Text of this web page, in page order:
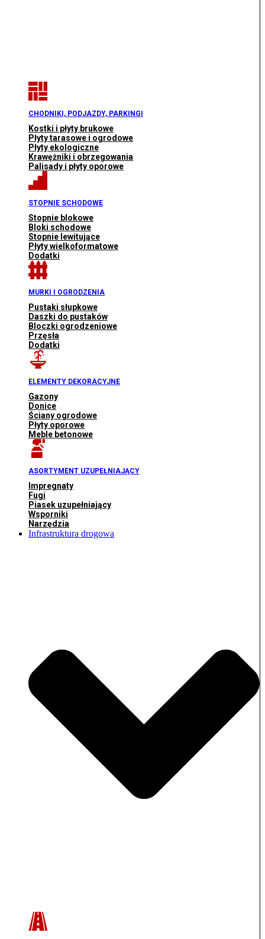
CHODNIKI, PODJAZDY, PARKINGI
Kostki i płyty brukowe
Płyty tarasowe i ogrodowe
Płyty ekologiczne
Krawężniki i obrzegowania
Palisady i płyty oporowe
STOPNIE SCHODOWE
Stopnie blokowe
Bloki schodowe
Stopnie lewitujące
Płyty wielkoformatowe
Dodatki
MURKI I OGRODZENIA
Pustaki słupkowe
Daszki do pustaków
Bloczki ogrodzeniowe
Przęsła
Dodatki
ELEMENTY DEKORACYJNE
Gazony
Donice
Ściany ogrodowe
Płyty oporowe
Meble betonowe
ASORTYMENT UZUPEŁNIAJĄCY
Impregnaty
Fugi
Piasek uzupełniający
Wsporniki
Narzędzia
Infrastruktura drogowa